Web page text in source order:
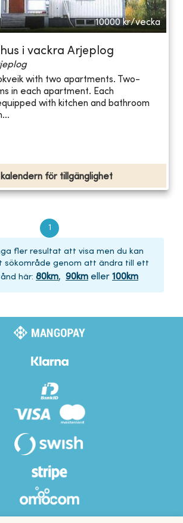
10000 kr/vecka
i vackra Arjeplog
with two apartments. Two-
in each apartment. Each
with kitchen and bathroom
för tillgänglighet
1
fler resultat att visa men du kan
sökområde genom att ändra till ett
här: 80km, 90km eller 100km